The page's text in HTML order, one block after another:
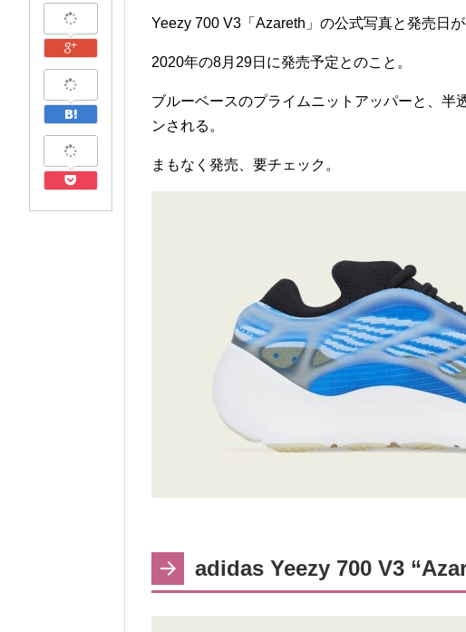
Yeezy 700 V3「Azareth」の公式写真と発売日が
2020年の8月29日に発売予定とのこと。
ブルーベースのプライムニットアッパーと、半
ンされる。
まもなく発売、要チェック。
adidas Yeezy 700 V3